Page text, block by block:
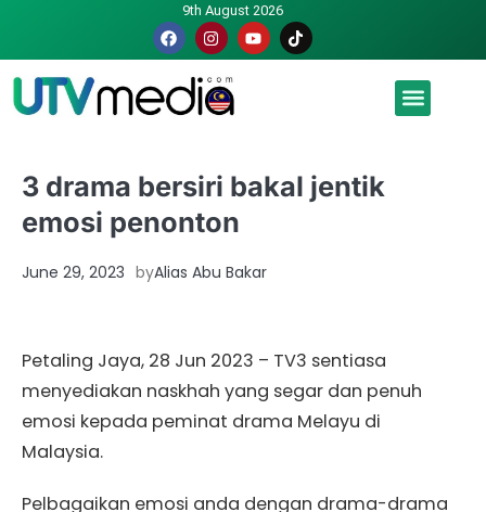
9th August 2026
3 drama bersiri bakal jentik
emosi penonton
June 29, 2023 byAlias Abu Bakar
Petaling Jaya, 28 Jun 2023 – TV3 sentiasa
menyediakan naskhah yang segar dan penuh
emosi kepada peminat drama Melayu di
Malaysia.
Pelbagaikan emosi anda dengan drama-drama